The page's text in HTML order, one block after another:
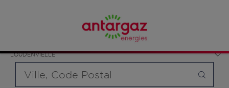
LOUDENVIELLE
bouteille souhaité et le type de point de vente (revendeur /
distributeur automatique de bouteilles de gaz ou station GPL
carburant)